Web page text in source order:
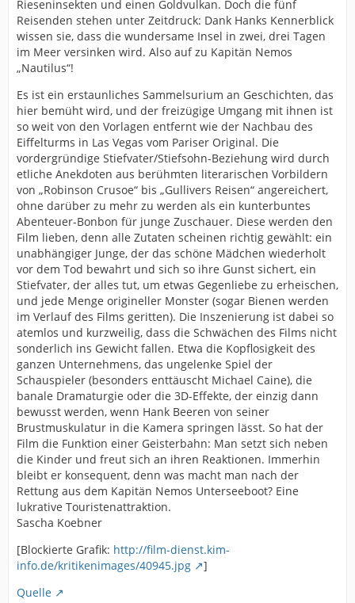
Rieseninsekten und einen Goldvulkan. Doch die fünf
Reisenden stehen unter Zeitdruck: Dank Hanks Kennerblick
wissen sie, dass die wundersame Insel in zwei, drei Tagen
im Meer versinken wird. Also auf zu Kapitän Nemos
„Nautilus“!
Es ist ein erstaunliches Sammelsurium an Geschichten, das
hier bemüht wird, und der freizügige Umgang mit ihnen ist
so weit von den Vorlagen entfernt wie der Nachbau des
Eiffelturms in Las Vegas vom Pariser Original. Die
vordergründige Stiefvater/Stiefsohn-Beziehung wird durch
etliche Anekdoten aus berühmten literarischen Vorbildern
von „Robinson Crusoe“ bis „Gullivers Reisen“ angereichert,
ohne darüber zu mehr zu werden als ein kunterbuntes
Abenteuer-Bonbon für junge Zuschauer. Diese werden den
Film lieben, denn alle Zutaten scheinen richtig gewählt: ein
unabhängiger Junge, der das schöne Mädchen wiederholt
vor dem Tod bewahrt und sich so ihre Gunst sichert, ein
Stiefvater, der alles tut, um etwas Gegenliebe zu erheischen,
und jede Menge origineller Monster (sogar Bienen werden
im Verlauf des Films geritten). Die Inszenierung ist dabei so
atemlos und kurzweilig, dass die Schwächen des Films nicht
sonderlich ins Gewicht fallen. Etwa die Kopflosigkeit des
ganzen Unternehmens, das ungelenke Spiel der
Schauspieler (besonders enttäuscht Michael Caine), die
banale Dramaturgie oder die 3D-Effekte, der einzig dann
bewusst werden, wenn Hank Beeren von seiner
Brustmuskulatur in die Kamera springen lässt. So hat der
Film die Funktion einer Geisterbahn: Man setzt sich neben
die Kinder und freut sich an ihren Reaktionen. Immerhin
bleibt er konsequent, denn was macht man nach der
Rettung aus dem Kapitän Nemos Unterseeboot? Eine
lukrative Touristenattraktion.
Sascha Koebner
[Blockierte Grafik: http://film-dienst.kim-
info.de/kritikenimages/40945.jpg
]
Quelle